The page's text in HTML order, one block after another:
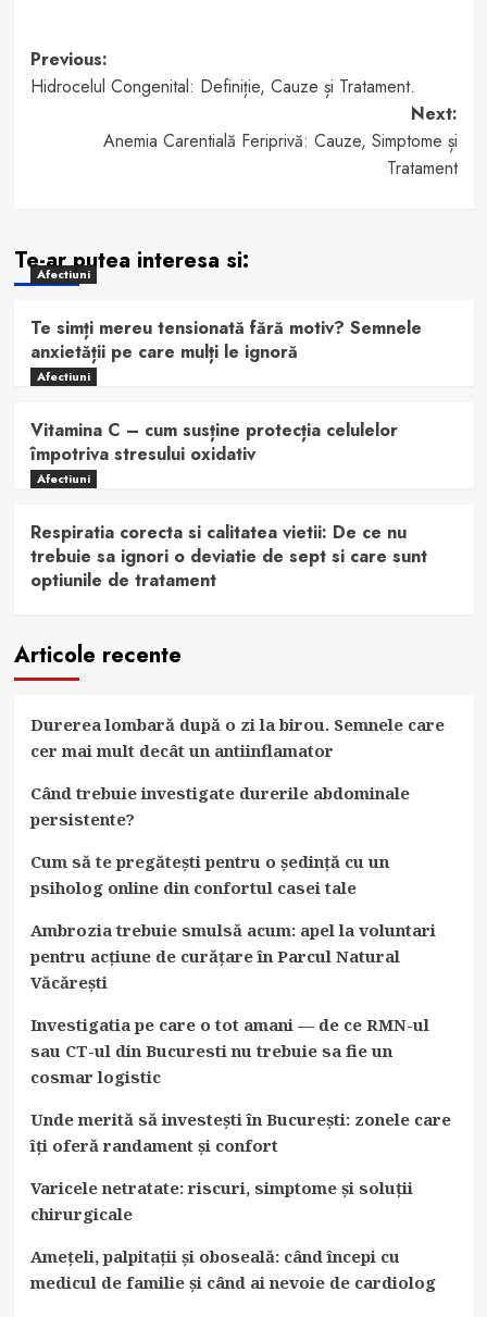
Post
navigation
Previous:
Hidrocelul Congenital: Definiție, Cauze și Tratament.
Next:
Anemia Carentială Feriprivă: Cauze, Simptome și
Tratament
Te-ar putea interesa si:
Afectiuni
Te simți mereu tensionată fără motiv? Semnele
anxietății pe care mulți le ignoră
Afectiuni
Vitamina C – cum susține protecția celulelor
împotriva stresului oxidativ
Afectiuni
Respiratia corecta si calitatea vietii: De ce nu
trebuie sa ignori o deviatie de sept si care sunt
optiunile de tratament
Articole recente
Durerea lombară după o zi la birou. Semnele care
cer mai mult decât un antiinflamator
Când trebuie investigate durerile abdominale
persistente?
Cum să te pregătești pentru o ședință cu un
psiholog online din confortul casei tale
Ambrozia trebuie smulsă acum: apel la voluntari
pentru acțiune de curățare în Parcul Natural
Văcărești
Investigatia pe care o tot amani — de ce RMN-ul
sau CT-ul din Bucuresti nu trebuie sa fie un
cosmar logistic
Unde merită să investești în București: zonele care
îți oferă randament și confort
Varicele netratate: riscuri, simptome și soluții
chirurgicale
Amețeli, palpitații și oboseală: când începi cu
medicul de familie și când ai nevoie de cardiolog